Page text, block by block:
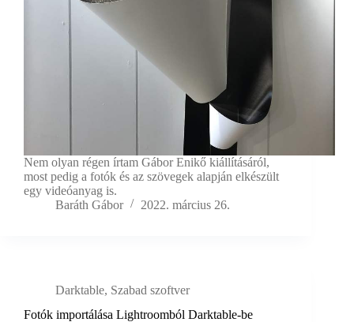
Nem olyan régen írtam Gábor Enikő kiállításáról,
most pedig a fotók és az szövegek alapján elkészült
egy videóanyag is.
Baráth Gábor
2022. március 26.
Darktable, Szabad szoftver
Fotók importálása Lightroomból Darktable-be